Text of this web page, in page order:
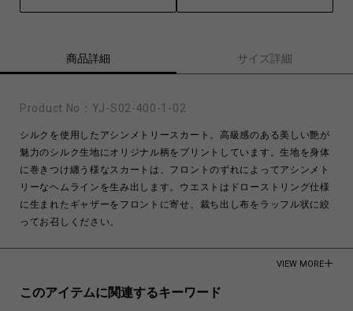
商品詳細 サイズ詳細
Product No： YJ-S02-400-1-02
シルクを使用したアシンメトリースカート。高級感のある美しい艶が
魅力のシルク生地にオリジナル柄をプリントしています。生地を身体
に巻きつけ纏う様なスカートは、フロントのずれによってアシンメト
リーなヘムラインを生み出します。ウエストはドローストリング仕様
に生まれたギャザーをフロントに寄せ、裁ち出し布をラッフル状に絞
ってお召しください。
Made in Japan
VIEW MORE
このアイテムに関連するキーワード